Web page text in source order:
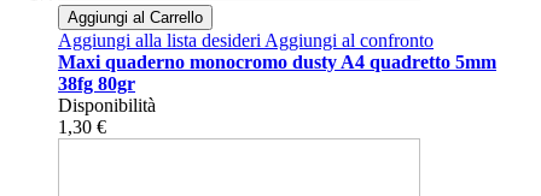
Aggiungi al Carrello
Aggiungi alla lista desideriAggiungi al confronto
Maxi quaderno monocromo dusty A4 quadretto 5mm
38fg 80gr
Disponibilità
1,30 €